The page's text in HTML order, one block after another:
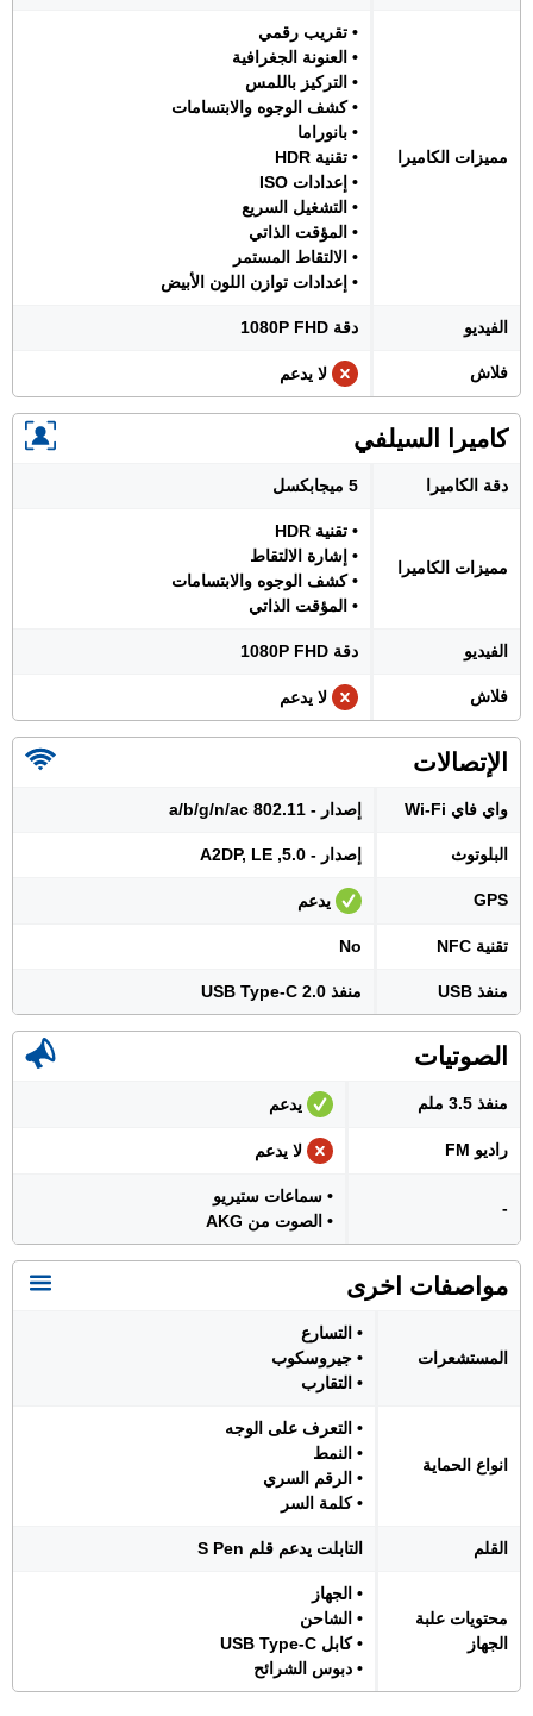
مميزات الكاميرا
• تقريب رقمي
• العنونة الجغرافية
• التركيز باللمس
• كشف الوجوه والابتسامات
• بانوراما
• تقنية HDR
• إعدادات ISO
• التشغيل السريع
• المؤقت الذاتي
• الالتقاط المستمر
• إعدادات توازن اللون الأبيض
الفيديو دقة 1080P FHD
فلاش لا يدعم
كاميرا السيلفي
دقة الكاميرا 5 ميجابكسل
مميزات الكاميرا
• تقنية HDR
• إشارة الالتقاط
• كشف الوجوه والابتسامات
• المؤقت الذاتي
الفيديو دقة 1080P FHD
فلاش لا يدعم
الإتصالات
واي فاي Wi-Fi إصدار - 802.11 a/b/g/n/ac
البلوتوث إصدار - 5.0, A2DP, LE
GPS يدعم
تقنية NFC No
منفذ USB منفذ USB Type-C 2.0
الصوتيات
منفذ 3.5 ملم يدعم
راديو FM لا يدعم
-
• سماعات ستيريو
• الصوت من AKG
مواصفات اخرى
المستشعرات
• التسارع
• جيروسكوب
• التقارب
انواع الحماية
• التعرف على الوجه
• النمط
• الرقم السري
• كلمة السر
القلم التابلت يدعم قلم S Pen
محتويات علبة
الجهاز
• الجهاز
• الشاحن
• كابل USB Type-C
• دبوس الشرائح